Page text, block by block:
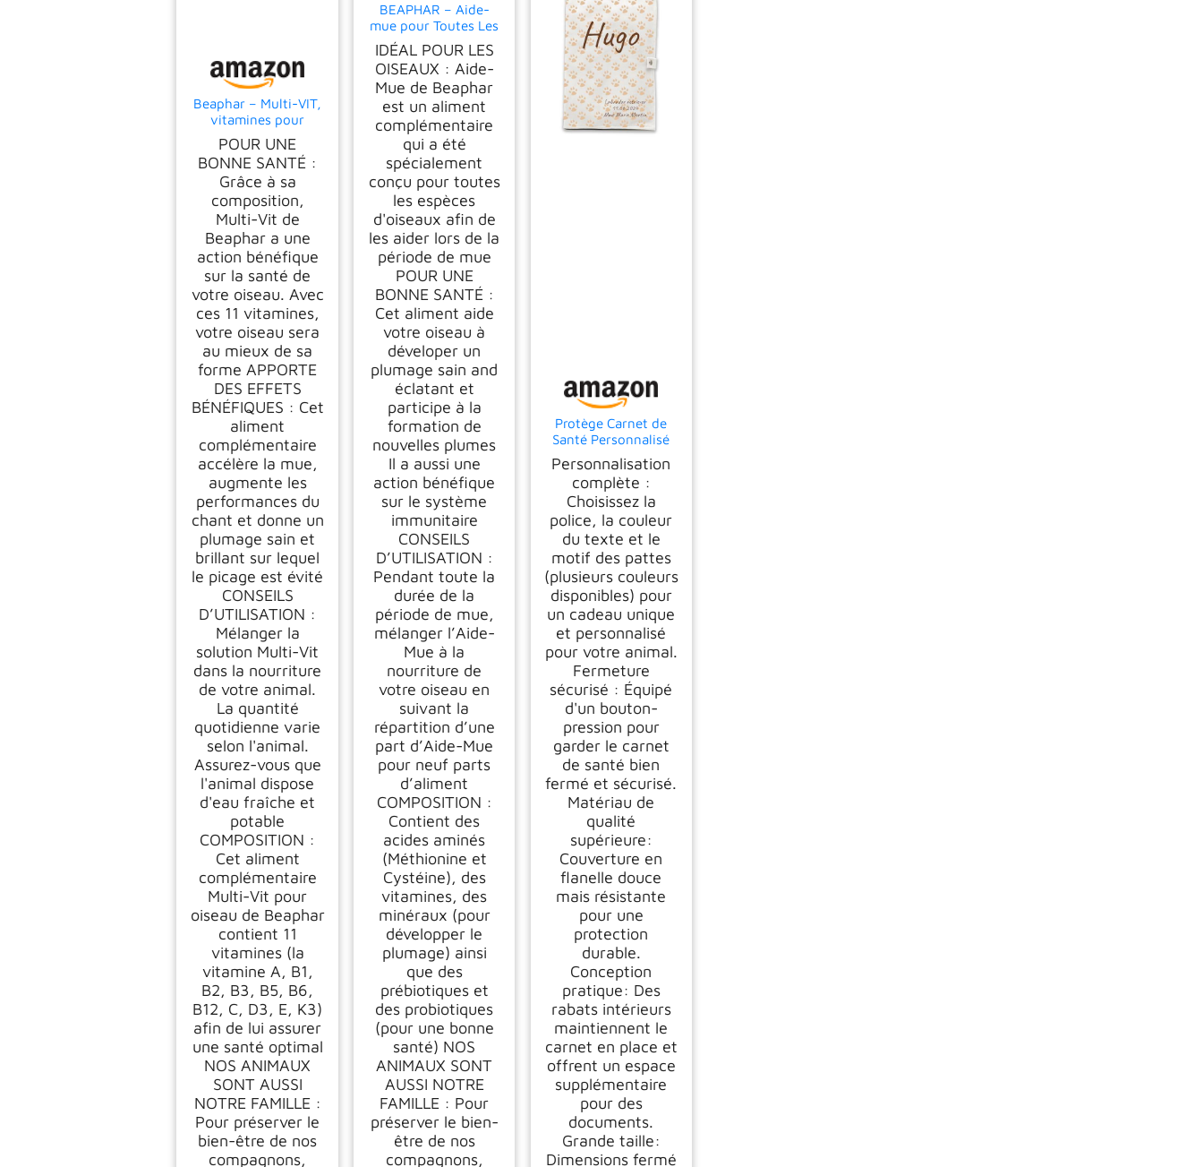
Beaphar – Multi-VIT,
vitamines pour
Oiseau – Contient 11
vitamines – Assure
Une santé optimale –
Stimule Le Chant –
Accélère la mue –
Rend Le Plumage
sain et Brillant – 50
ML
POUR UNE
BONNE SANTÉ :
Grâce à sa
composition,
Multi-Vit de
Beaphar a une
action bénéfique
sur la santé de
votre oiseau. Avec
ces 11 vitamines,
votre oiseau sera
au mieux de sa
forme APPORTE
DES EFFETS
BÉNÉFIQUES : Cet
aliment
complémentaire
accélère la mue,
augmente les
performances du
chant et donne un
plumage sain et
brillant sur lequel
le picage est évité
CONSEILS
D’UTILISATION :
Mélanger la
solution Multi-Vit
dans la nourriture
de votre animal.
La quantité
quotidienne varie
selon l'animal.
Assurez-vous que
l'animal dispose
d'eau fraîche et
potable
COMPOSITION :
Cet aliment
complémentaire
Multi-Vit pour
oiseau de Beaphar
contient 11
vitamines (la
vitamine A, B1,
B2, B3, B5, B6,
B12, C, D3, E, K3)
afin de lui assurer
une santé optimal
NOS ANIMAUX
SONT AUSSI
NOTRE FAMILLE :
Pour préserver le
bien-être de nos
compagnons,
BEAPHAR – Aide-
mue pour Toutes Les
espèces d'oiseaux –
Aide Les Oiseaux à
muer – Stimule la
Pousse des Plumes –
Assure Une santé
optimale – Apporte
vitalité – Rend Le
Plumage sain et
Brillant – 50g
IDÉAL POUR LES
OISEAUX : Aide-
Mue de Beaphar
est un aliment
complémentaire
qui a été
spécialement
conçu pour toutes
les espèces
d'oiseaux afin de
les aider lors de la
période de mue
POUR UNE
BONNE SANTÉ :
Cet aliment aide
votre oiseau à
déveloper un
plumage sain and
éclatant et
participe à la
formation de
nouvelles plumes
Il a aussi une
action bénéfique
sur le système
immunitaire
CONSEILS
D’UTILISATION :
Pendant toute la
durée de la
période de mue,
mélanger l’Aide-
Mue à la
nourriture de
votre oiseau en
suivant la
répartition d’une
part d’Aide-Mue
pour neuf parts
d’aliment
COMPOSITION :
Contient des
acides aminés
(Méthionine et
Cystéine), des
vitamines, des
minéraux (pour
développer le
plumage) ainsi
que des
prébiotiques et
des probiotiques
(pour une bonne
santé) NOS
ANIMAUX SONT
AUSSI NOTRE
FAMILLE : Pour
préserver le bien-
être de nos
compagnons,
Protège Carnet de
Santé Personnalisé
pour Animaux -
Chien ou Chat.
Couverture de
Passeport Vaccinal,
Personnalisable avec
Texte et Motif de
Pattes, Fermeture à
Pression, Flanelle
Douce et Résistante
Personnalisation
complète :
Choisissez la
police, la couleur
du texte et le
motif des pattes
(plusieurs couleurs
disponibles) pour
un cadeau unique
et personnalisé
pour votre animal.
Fermeture
sécurisé : Équipé
d'un bouton-
pression pour
garder le carnet
de santé bien
fermé et sécurisé.
Matériau de
qualité
supérieure:
Couverture en
flanelle douce
mais résistante
pour une
protection
durable.
Conception
pratique: Des
rabats intérieurs
maintiennent le
carnet en place et
offrent un espace
supplémentaire
pour des
documents.
Grande taille:
Dimensions fermé